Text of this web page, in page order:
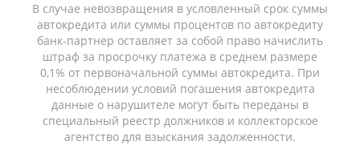
В случае невозвращения в условленный срок суммы
автокредита или суммы процентов по автокредиту
банк-партнер оставляет за собой право начислить
штраф за просрочку платежа в среднем размере
0,1% от первоначальной суммы автокредита. При
несоблюдении условий погашения автокредита
данные о нарушителе могут быть переданы в
специальный реестр должников и коллекторское
агентство для взыскания задолженности.